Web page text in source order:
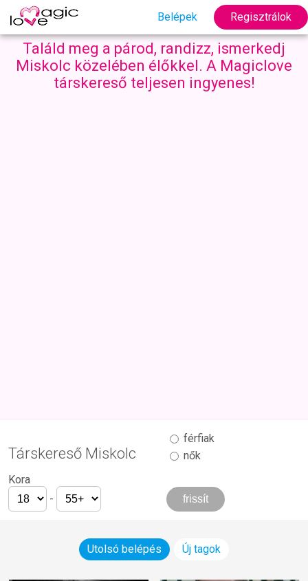
Belépek Regisztrálok
Találd meg a párod, randizz, ismerkedj
Miskolc közelében élőkkel. A Magiclove
társkereső teljesen ingyenes!
Társkereső Miskolc
férfiak
nők
Kora
-
Utolsó belépés Új tagok